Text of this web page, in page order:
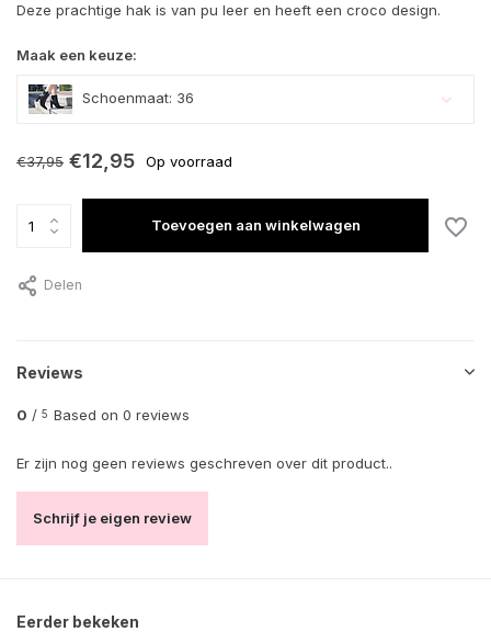
Deze prachtige hak is van pu leer en heeft een croco design.
Maak een keuze:
Schoenmaat: 36
€37,95 €12,95 Op voorraad
Toevoegen aan winkelwagen
Delen
Reviews
0 / 5 Based on 0 reviews
Er zijn nog geen reviews geschreven over dit product..
Schrijf je eigen review
Eerder bekeken